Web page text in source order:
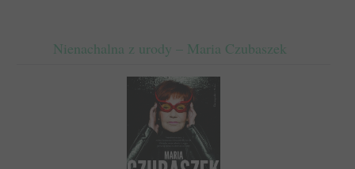
Nienachalna z urody – Maria Czubaszek